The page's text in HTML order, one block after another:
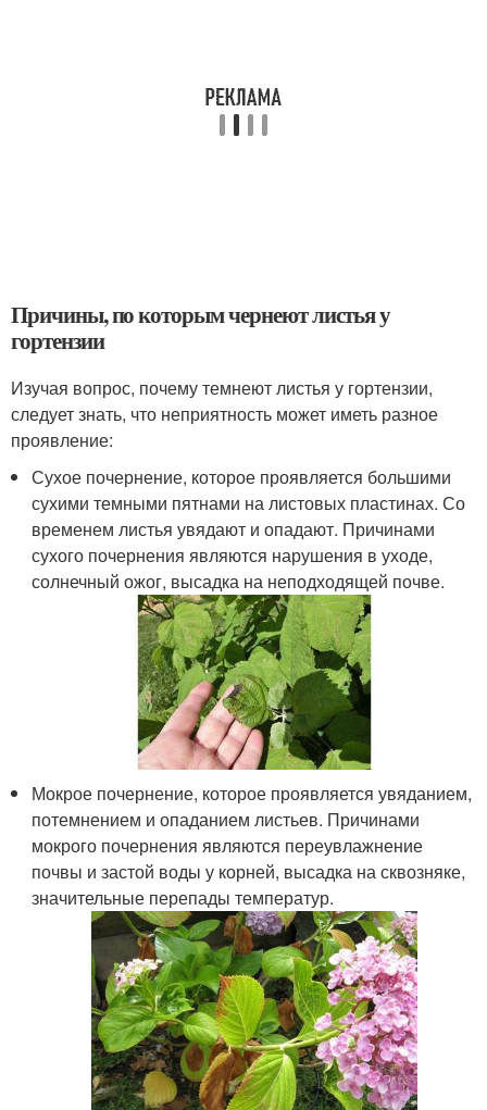
Причины, по которым чернеют листья у
гортензии
Изучая вопрос, почему темнеют листья у гортензии,
следует знать, что неприятность может иметь разное
проявление:
Сухое почернение, которое проявляется большими
сухими темными пятнами на листовых пластинах. Со
временем листья увядают и опадают. Причинами
сухого почернения являются нарушения в уходе,
солнечный ожог, высадка на неподходящей почве.
Мокрое почернение, которое проявляется увяданием,
потемнением и опаданием листьев. Причинами
мокрого почернения являются переувлажнение
почвы и застой воды у корней, высадка на сквозняке,
значительные перепады температур.